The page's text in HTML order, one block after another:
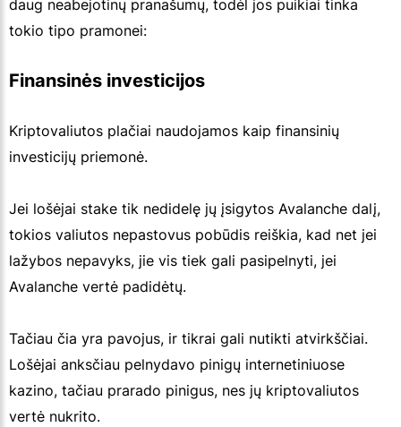
daug neabejotinų pranašumų, todėl jos puikiai tinka
tokio tipo pramonei:
Finansinės investicijos
Kriptovaliutos plačiai naudojamos kaip finansinių
investicijų priemonė.
Jei lošėjai stake tik nedidelę jų įsigytos Avalanche dalį,
tokios valiutos nepastovus pobūdis reiškia, kad net jei
lažybos nepavyks, jie vis tiek gali pasipelnyti, jei
Avalanche vertė padidėtų.
Tačiau čia yra pavojus, ir tikrai gali nutikti atvirkščiai.
Lošėjai anksčiau pelnydavo pinigų internetiniuose
kazino, tačiau prarado pinigus, nes jų kriptovaliutos
vertė nukrito.